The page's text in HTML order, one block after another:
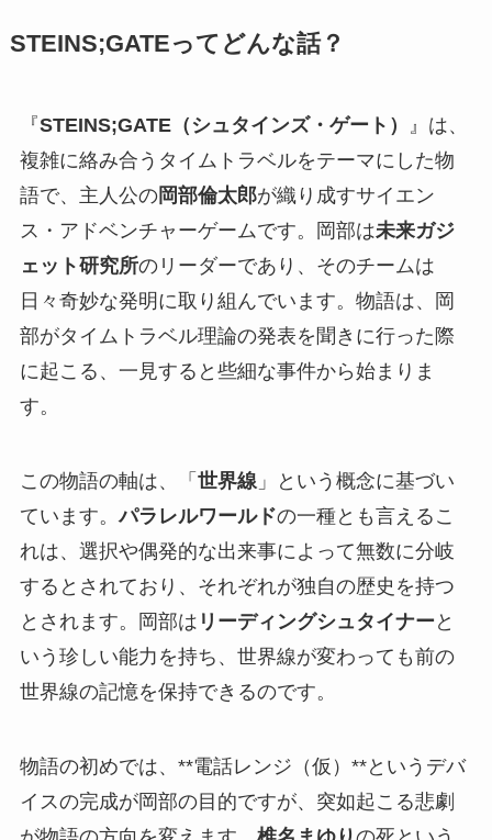
STEINS;GATEってどんな話？
『STEINS;GATE（シュタインズ・ゲート）
』は、
複雑に絡み合うタイムトラベルをテーマにした物
語で、主人公の岡部倫太郎が織り成すサイエン
ス・アドベンチャーゲームです。岡部は未来ガジ
ェット研究所のリーダーであり、そのチームは
日々奇妙な発明に取り組んでいます。物語は、岡
部がタイムトラベル理論の発表を聞きに行った際
に起こる、一見すると些細な事件から始まりま
す。
この物語の軸は、「 世界線 」という概念に基づい
ています。パラレルワールドの一種とも言えるこ
れは、選択や偶発的な出来事によって無数に分岐
するとされており、それぞれが独自の歴史を持つ
とされます。岡部は リーディングシュタイナー と
いう珍しい能力を持ち、世界線が変わっても前の
世界線の記憶を保持できるのです。
物語の初めでは、**電話レンジ（仮）**というデバ
イスの完成が岡部の目的ですが、突如起こる悲劇